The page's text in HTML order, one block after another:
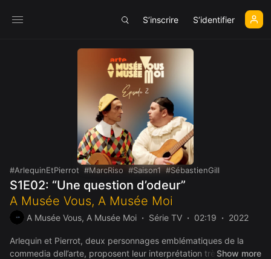
S’inscrire S’identifier
ArlequinEtPierrot MarcRiso Saison1 SébastienGill
S1E02: “Une question d’odeur”
A Musée Vous, A Musée Moi
A Musée Vous, A Musée Moi Série TV 02:19 2022
Arlequin et Pierrot, deux personnages emblématiques de la
commedia dell’arte, proposent leur interprétation trèsShow more